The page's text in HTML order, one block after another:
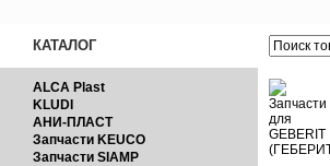
КАТАЛОГ
ALCA Plast
KLUDI
АНИ-ПЛАСТ
Запчасти KEUCO
Запчасти SIAMP